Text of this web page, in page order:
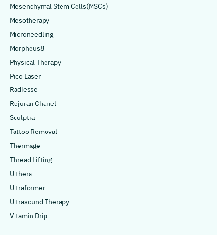
Mesenchymal Stem Cells(MSCs)
Mesotherapy
Microneedling
Morpheus8
Physical Therapy
Pico Laser
Radiesse
Rejuran Chanel
Sculptra
Tattoo Removal
Thermage
Thread Lifting
Ulthera
Ultraformer
Ultrasound Therapy
Vitamin Drip